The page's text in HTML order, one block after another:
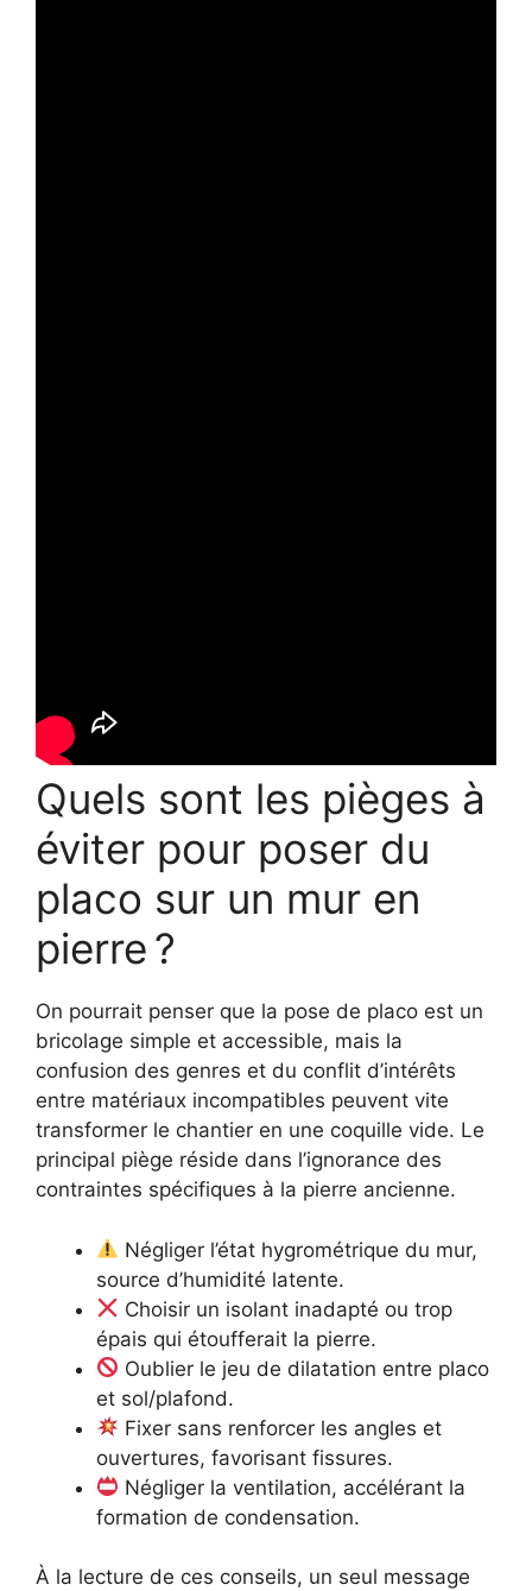
Quels sont les pièges à
éviter pour poser du
placo sur un mur en
pierre ?
On pourrait penser que la pose de placo est un
bricolage simple et accessible, mais la
confusion des genres et du conflit d’intérêts
entre matériaux incompatibles peuvent vite
transformer le chantier en une coquille vide. Le
principal piège réside dans l’ignorance des
contraintes spécifiques à la pierre ancienne.
Négliger l’état hygrométrique du mur,
source d’humidité latente.
Choisir un isolant inadapté ou trop
épais qui étoufferait la pierre.
Oublier le jeu de dilatation entre placo
et sol/plafond.
Fixer sans renforcer les angles et
ouvertures, favorisant fissures.
Négliger la ventilation, accélérant la
formation de condensation.
À la lecture de ces conseils, un seul message